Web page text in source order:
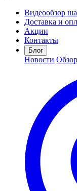
Видеообзор
Доставка и
Акции
Контакты
Блог
Новости